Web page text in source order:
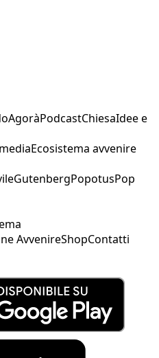
AgoràPodcastChiesaIdee e
Ecosistema avvenire
GutenbergPopotusPop
AvvenireShopContatti